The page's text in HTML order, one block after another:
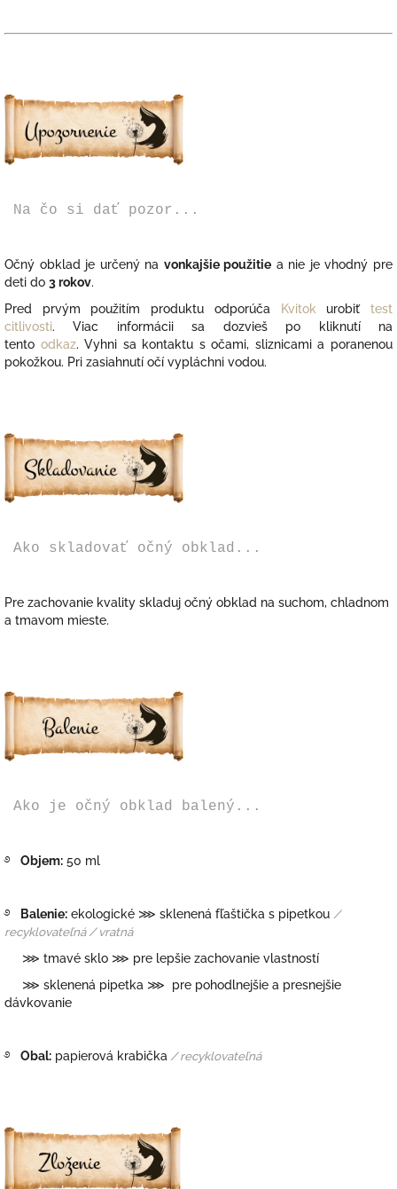
Na čo si dať pozor...
Očný obklad je určený na vonkajšie použitie a nie je vhodný pre
deti do 3 rokov.
Pred prvým použitím produktu odporúča Kvitok urobiťtest
citlivosti. Viac informácii sa dozvieš po kliknutí na
tento odkaz.Vyhni sa kontaktu s očami, sliznicami a poranenou
pokožkou. Pri zasiahnutí očí vypláchni vodou.
Ako skladovať očný obklad...
Pre zachovanie kvality skladuj očný obklad na suchom, chladnom
a tmavom mieste.
Ako je očný obklad balený...
࿔ Objem: 50 ml
࿔ Balenie: ekologické ⋙ sklenená fľaštička s pipetkou /
recyklovateľná / vratná
⋙ tmavé sklo ⋙ pre lepšie zachovanie vlastností
⋙ sklenená pipetka ⋙ pre pohodlnejšie a presnejšie
dávkovanie
࿔ Obal: papierová krabička / recyklovateľná